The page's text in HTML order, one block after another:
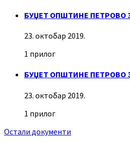
БУЏЕТ ОПШТИНЕ ПЕТРОВО
23. октобар 2019.
1 прилог
БУЏЕТ ОПШТИНЕ ПЕТРОВО
23. октобар 2019.
1 прилог
Остали документи